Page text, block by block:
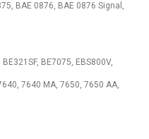
BAE 0876, BAE 0876 Signal,
BE7075, EBS800V,
7640 MA, 7650, 7650 AA,